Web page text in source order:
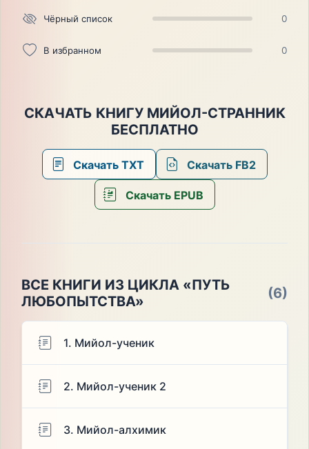
Чёрный список 0
В избранном 0
СКАЧАТЬ КНИГУ МИЙОЛ-СТРАННИК
БЕСПЛАТНО
Скачать TXT Скачать FB2
Скачать EPUB
ВСЕ КНИГИ ИЗ ЦИКЛА «ПУТЬ
ЛЮБОПЫТСТВА»
(6)
1. Мийол-ученик
2. Мийол-ученик 2
3. Мийол-алхимик